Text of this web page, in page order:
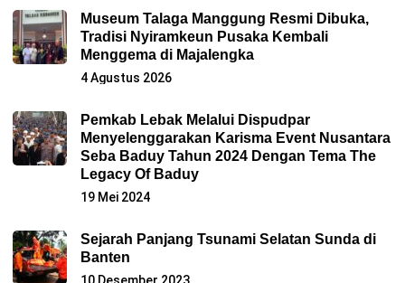
Museum Talaga Manggung Resmi Dibuka,
Tradisi Nyiramkeun Pusaka Kembali
Menggema di Majalengka
4 Agustus 2026
Pemkab Lebak Melalui Dispudpar
Menyelenggarakan Karisma Event Nusantara
Seba Baduy Tahun 2024 Dengan Tema The
Legacy Of Baduy
19 Mei 2024
Sejarah Panjang Tsunami Selatan Sunda di
Banten